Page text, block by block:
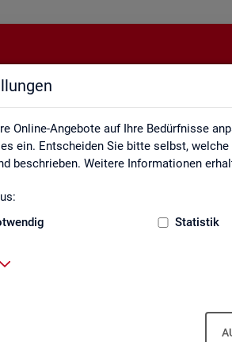
Online-Angebote auf Ihre Bedürfnisse
ein. Entscheiden Sie bitte selbst,
beschrieben. Weitere Informationen
Statistik